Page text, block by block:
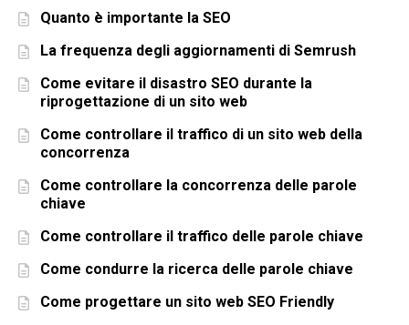
Quanto è importante la SEO
La frequenza degli aggiornamenti di Semrush
Come evitare il disastro SEO durante la
riprogettazione di un sito web
Come controllare il traffico di un sito web della
concorrenza
Come controllare la concorrenza delle parole
chiave
Come controllare il traffico delle parole chiave
Come condurre la ricerca delle parole chiave
Come progettare un sito web SEO Friendly